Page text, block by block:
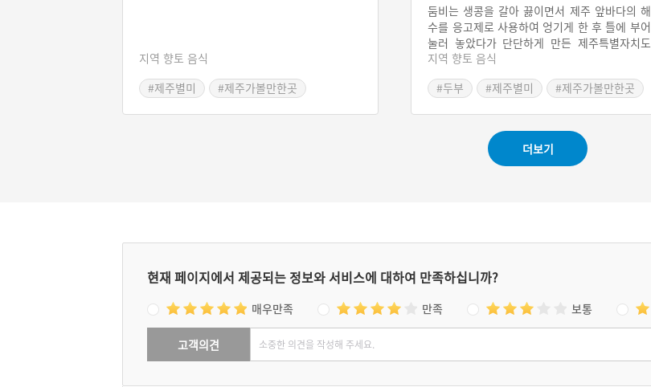
지역 향토 음식
#제주별미
#제주가볼만한곳
둠비는 생콩을 갈아 끓이면서 제주 앞바다의 해
수를 응고제로 사용하여 엉기게 한 후 틀에 부어
눌러 놓았다가 단단하게 만든 제주특별자치도
특유의 전통 두부이다. 둠비는 두부의 제주 방언
으로 '마른 두부'라고도 부른다. 육지의 두부보
다 콩의 향량이 높아 단단한 둠비는 제주도의 경
지역 향토 음식
#두부
#제주별미 #제주가볼만한곳
더보기
현재 페이지에서 제공되는 정보와 서비스에 대하여 만족하십니까?
매우만족 만족 보통
고객의견